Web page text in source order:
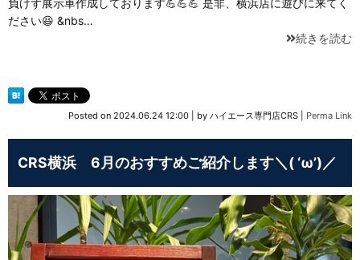
負けず展示車作成しております💪💪💪 是非、横浜店に遊びに来てく
ださい😆 &nbs…
続きを読む
Posted on 2024.06.24 12:00 by ハイエース専門店CRS Perma Link
CRS横浜 6月のおすすめご紹介します＼( ‘ω’)／